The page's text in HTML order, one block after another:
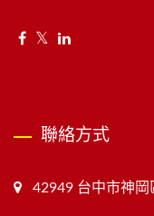
聯絡方式
42949 台中市神